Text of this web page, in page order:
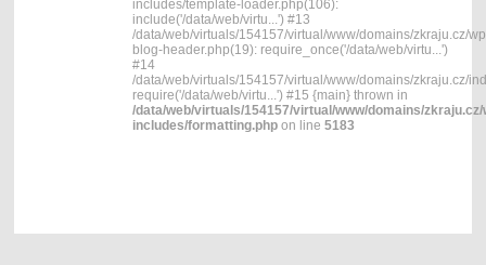
includes/template-loader.php(106):
include('/data/web/virtu...') #13
/data/web/virtuals/154157/virtual/www/domains/zkraju.cz/
blog-header.php(19): require_once('/data/web/virtu...')
#14
/data/web/virtuals/154157/virtual/www/domains/zkraju.cz/
require('/data/web/virtu...') #15 {main} thrown in
/data/web/virtuals/154157/virtual/www/domains/zkraju.cz/
includes/formatting.phpon line 5183